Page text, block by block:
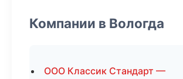
Компании в Вологда
ООО Классик Стандарт —